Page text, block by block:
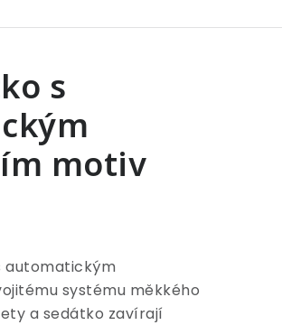
s
motiv
automatickým
systému měkkého
a sedátko zavírají